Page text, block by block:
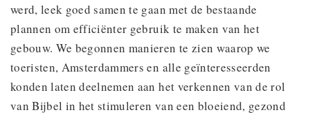
werd, leek goed samen te gaan met de bestaande
plannen om efficiënter gebruik te maken van het
gebouw. We begonnen manieren te zien waarop we
toeristen, Amsterdammers en alle geïnteresseerden
konden laten deelnemen aan het verkennen van de rol
van Bijbel in het stimuleren van een bloeiend, gezond